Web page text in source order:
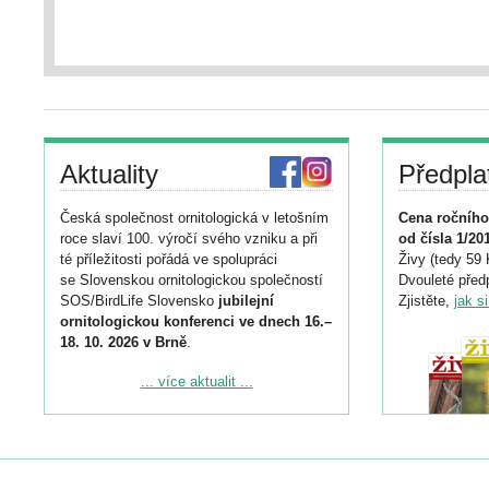
Aktuality
Česká společnost ornitologická v letošním
roce slaví 100. výročí svého vzniku a při
té příležitosti pořádá ve spolupráci
se Slovenskou ornitologickou společností
SOS/BirdLife Slovensko jubilejní
ornitologickou konferenci ve dnech 16.–
18. 10. 2026 v Brně.
Podrobnější informace ke konferenci
Registrovat se můžete do 6. září.
... více aktualit ...
Cena
od čísla 1/
Živy (tedy 59
Dvouleté
Zjistěte, jak